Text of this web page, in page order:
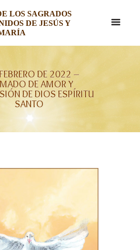
LOS SAGRADOS
DE JESÚS Y
DE 2022 –
DE AMOR Y
DE DIOS ESPÍRITU
SANTO